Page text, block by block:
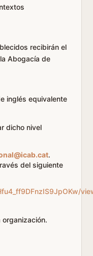
recibirán el
Abogacía de
inglés equivalente
dicho nivel
.
del siguiente